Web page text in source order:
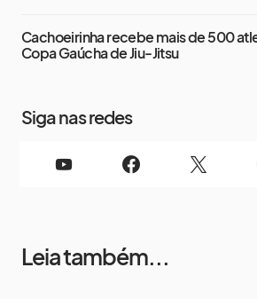
Cachoeirinha recebe mais de 500
Copa Gaúcha de Jiu-Jitsu
Siga nas redes
Leia também...